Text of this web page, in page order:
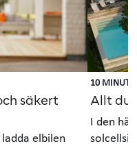
säkert
elbilen
10
Allt du
I den